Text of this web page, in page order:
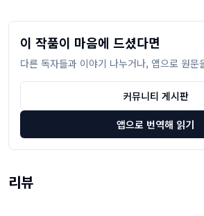
이 작품이 마음에 드셨다면
다른 독자들과 이야기 나누거나, 앱으로 원문
커뮤니티 게시판
앱으로 번역해 읽기
리뷰